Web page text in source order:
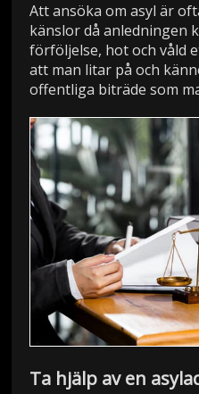
Att ansöka om asyl är
känslor då anledningen
förföljelse, hot och våld
att man litar på och
offentliga biträde som
Ta hjälp av en